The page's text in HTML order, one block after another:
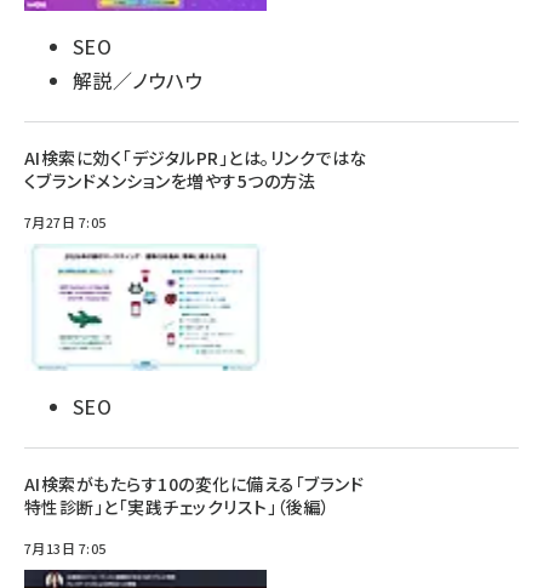
SEO
解説／ノウハウ
AI検索に効く「デジタルPR」とは。リンクではな
くブランドメンションを増やす5つの方法
7月27日 7:05
SEO
AI検索がもたらす10の変化に備える「ブランド
特性診断」と「実践チェックリスト」（後編）
7月13日 7:05